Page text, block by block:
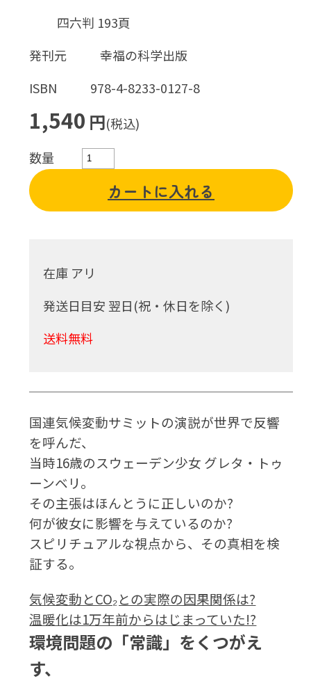
四六判 193頁
発刊元
幸福の科学出版
ISBN
978-4-8233-0127-8
1,540 円(税込)
数量
カートに入れる
在庫 アリ
発送日目安 翌日(祝・休日を除く)
送料無料
国連気候変動サミットの演説が世界で反響
を呼んだ、
当時16歳のスウェーデン少女 グレタ・トゥ
ーンベリ。
その主張はほんとうに正しいのか?
何が彼女に影響を与えているのか?
スピリチュアルな視点から、その真相を検
証する。
気候変動とCO₂との実際の因果関係は?
温暖化は1万年前からはじまっていた!?
環境問題の「常識」をくつがえ
す、